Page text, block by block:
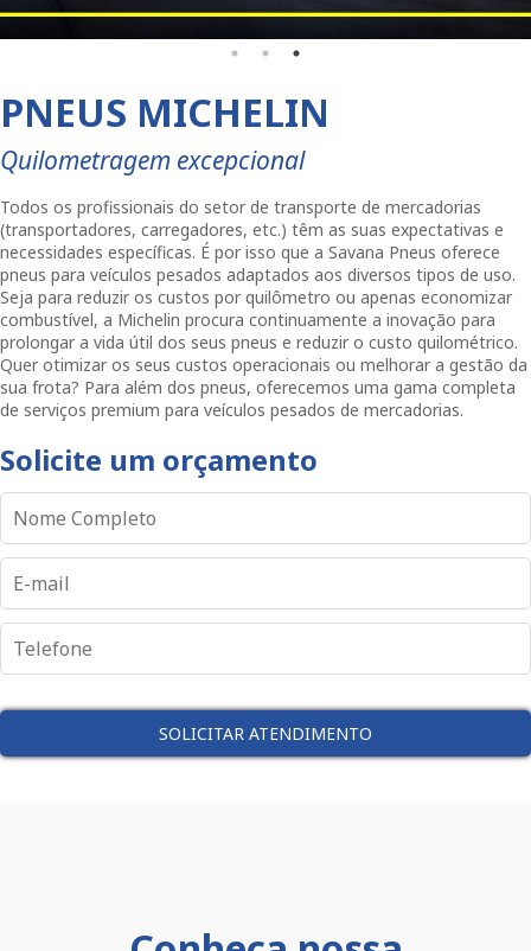
PNEUS MICHELIN
Quilometragem excepcional
Todos os profissionais do setor de transporte de mercadorias
(transportadores, carregadores, etc.) têm as suas expectativas e
necessidades específicas. É por isso que a Savana Pneus oferece
pneus para veículos pesados adaptados aos diversos tipos de uso.
Seja para reduzir os custos por quilômetro ou apenas economizar
combustível, a Michelin procura continuamente a inovação para
prolongar a vida útil dos seus pneus e reduzir o custo quilométrico.
Quer otimizar os seus custos operacionais ou melhorar a gestão da
sua frota? Para além dos pneus, oferecemos uma gama completa
de serviços premium para veículos pesados de mercadorias.
Solicite um orçamento
SOLICITAR ATENDIMENTO